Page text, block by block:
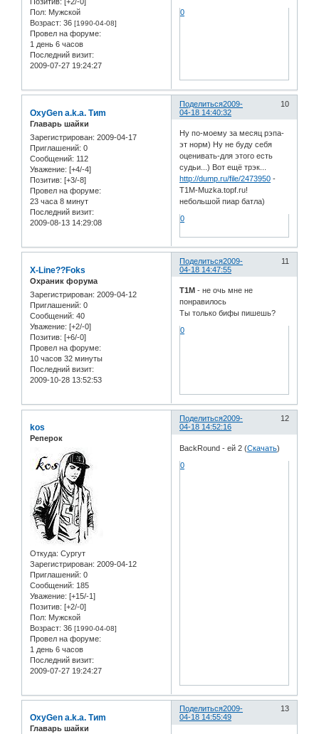
Пол: Мужской
Возраст: 36 [1990-04-08]
Провел на форуме:
1 день 6 часов
Последний визит:
2009-07-27 19:24:27
0
Поделиться 10
2009-
04-18 14:40:32
OxyGen a.k.a. Tиm
Главарь шайки
Зарегистрирован: 2009-04-17
Приглашений: 0
Сообщений: 112
Уважение: [+4/-4]
Позитив: [+3/-8]
Провел на форуме:
23 часа 8 минут
Последний визит:
2009-08-13 14:29:08
Ну по-моему за месяц рэпа-
эт норм) Ну не буду себя
оценивать-для этого есть
судьи...) Вот ещё трэк...
http://dump.ru/file/2473950 -
T1M-Muzka.topf.ru!
небольшой пиар батла)
0
Поделиться 11
2009-
04-18 14:47:55
X-Line??Foks
Охраник форума
Зарегистрирован: 2009-04-12
Приглашений: 0
Сообщений: 40
Уважение: [+2/-0]
Позитив: [+6/-0]
Провел на форуме:
10 часов 32 минуты
Последний визит:
2009-10-28 13:52:53
T1M - не очь мне не
понравилось
Ты только бифы пишешь?
0
Поделиться 12
2009-
04-18 14:52:16
kos
Реперок
Откуда: Сургут
Зарегистрирован: 2009-04-12
Приглашений: 0
Сообщений: 185
Уважение: [+15/-1]
Позитив: [+2/-0]
Пол: Мужской
Возраст: 36 [1990-04-08]
Провел на форуме:
1 день 6 часов
Последний визит:
2009-07-27 19:24:27
BackRound - ей 2 (Скачать)
0
Поделиться 13
2009-
04-18 14:55:49
OxyGen a.k.a. Tиm
Главарь шайки